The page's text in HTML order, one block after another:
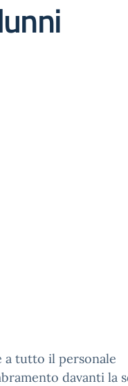
a tutto il personale
davanti la